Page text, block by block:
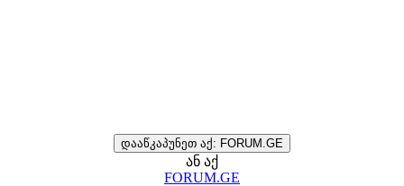
დააწკაპუნეთ აქ: FORUM.GE
ან აქ
FORUM.GE